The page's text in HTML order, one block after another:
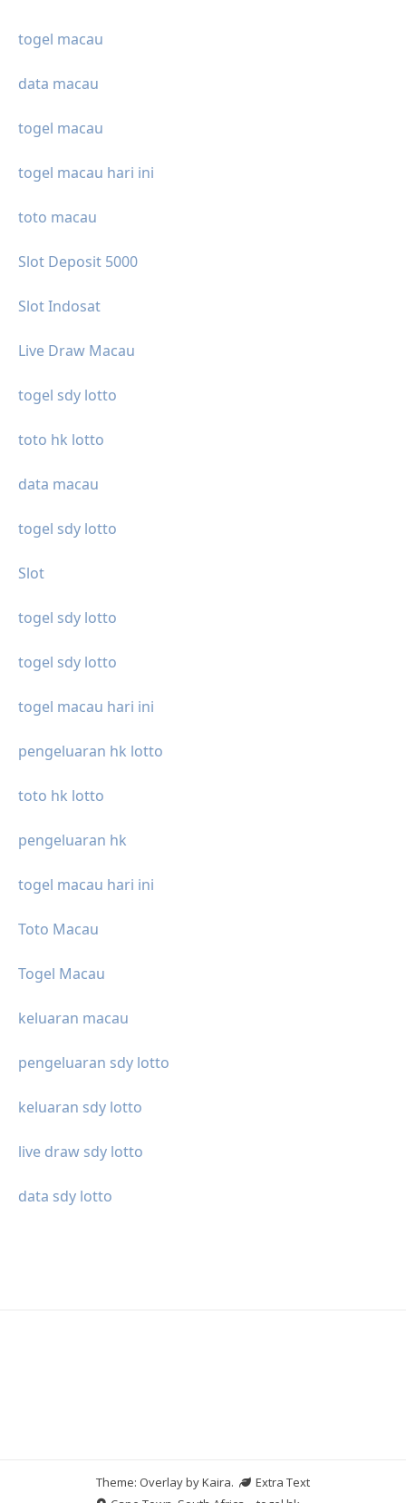
togel macau
data macau
togel macau
togel macau hari ini
toto macau
Slot Deposit 5000
Slot Indosat
Live Draw Macau
togel sdy lotto
toto hk lotto
data macau
togel sdy lotto
Slot
togel sdy lotto
togel sdy lotto
togel macau hari ini
pengeluaran hk lotto
toto hk lotto
pengeluaran hk
togel macau hari ini
Toto Macau
Togel Macau
keluaran macau
pengeluaran sdy lotto
keluaran sdy lotto
live draw sdy lotto
data sdy lotto
Theme: Overlay byKaira.
Extra Text